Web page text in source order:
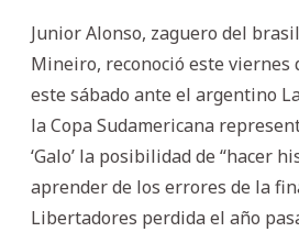
Junior Alonso, zaguero del
Mineiro, reconoció este viernes
este sábado ante el argentino
la Copa Sudamericana
‘Galo’ la posibilidad de “hacer
aprender de los errores de la
Libertadores perdida el año